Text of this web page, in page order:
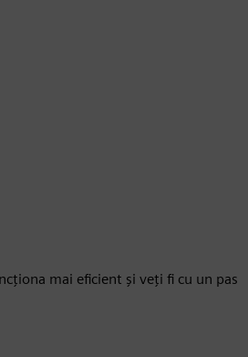
mai eficient și veți fi cu un pas